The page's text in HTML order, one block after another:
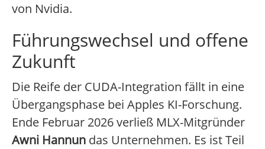
von Nvidia.
Führungswechsel und offene
Zukunft
Die Reife der CUDA-Integration fällt in eine
Übergangsphase bei Apples KI-Forschung.
Ende Februar 2026 verließ MLX-Mitgründer
Awni Hannun das Unternehmen. Es ist Teil